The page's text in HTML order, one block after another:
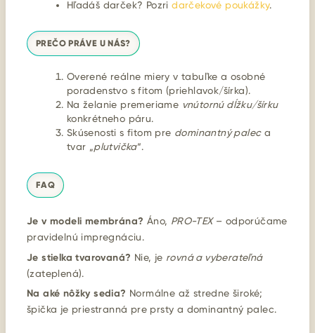
Hľadáš darček? Pozridarčekové poukážky.
PREČO PRÁVE U NÁS?
Overené reálne miery v tabuľke a osobné
poradenstvo s fitom (priehlavok/šírka).
Na želanie premeriame vnútornú dĺžku/šírku
konkrétneho páru.
Skúsenosti s fitom pre dominantný paleca
tvar „plutvička“.
FAQ
Je v modeli membrána? Áno, PRO-TEX– odporúčame
pravidelnú impregnáciu.
Je stielka tvarovaná? Nie, je rovná a vyberateľná
(zateplená).
Na aké nôžky sedia? Normálne až stredne široké;
špička je priestranná pre prsty a dominantný palec.